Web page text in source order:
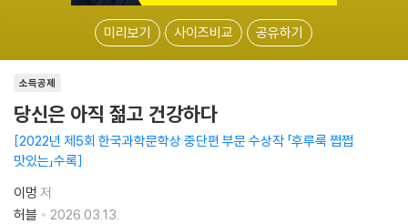
미리보기 사이즈비교 공유하기
소득공제
당신은 아직 젊고 건강하다
2022년 제5회 한국과학문학상 중단편 부문 수상작 「후루룩 쩝쩝
맛있는」수록
이멍 저
허블
2026.03.13.